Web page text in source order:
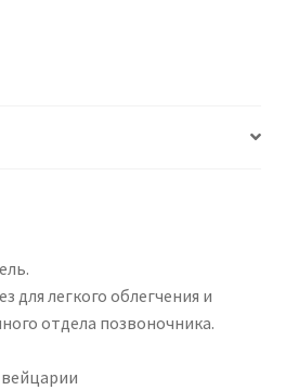
для легкого облегчения и
отдела позвоночника.